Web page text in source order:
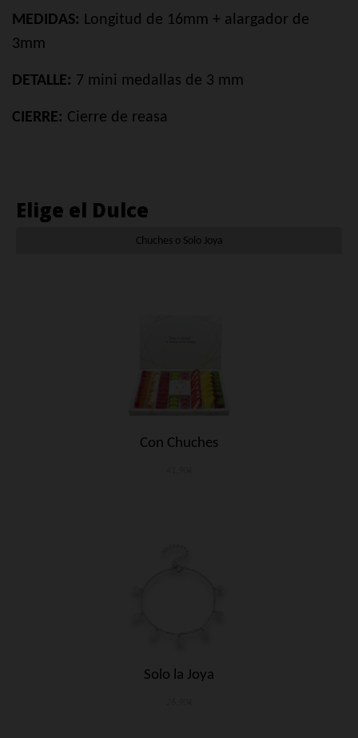
MEDIDAS: Longitud de 16mm + alargador de
3mm
DETALLE: 7 mini medallas de 3 mm
CIERRE: Cierre de reasa
Elige el Dulce
Chuches o Solo Joya
Con Chuches
Solo la Joya